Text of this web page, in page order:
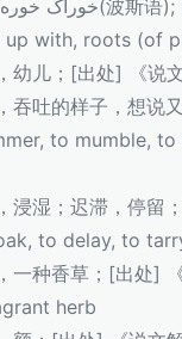
with, roots (of
幼儿；[出处] 《说
吞吐的样子，想说
to mumble,
浸湿；迟滞，停留
to delay, to
一种香草；[出处]
herb